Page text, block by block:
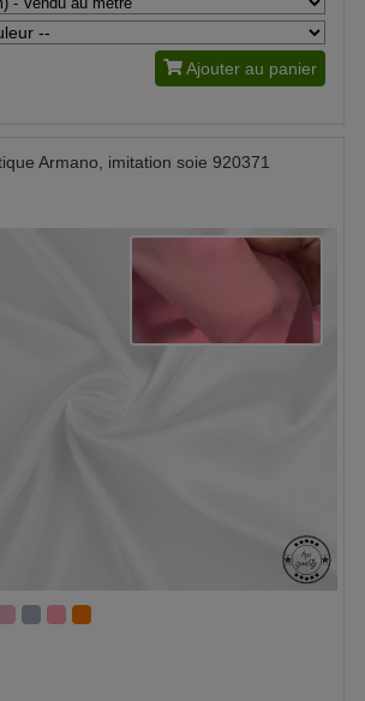
Ajouter au panier
Armano, imitation soie 920371